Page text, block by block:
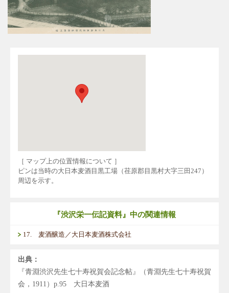
［ マップ上の位置情報について ］
ピンは当時の大日本麦酒目黒工場（荏原郡目黒村大字三田247）
周辺を示す。
『渋沢栄一伝記資料』中の関連情報
17. 麦酒醸造／大日本麦酒株式会社
出典：
『青淵渋沢先生七十寿祝賀会記念帖』（青淵先生七十寿祝賀
会，1911）p.95 大日本麦酒